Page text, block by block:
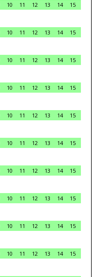
10 11 12 13 14
15
10 11 12 13 14
15
10 11 12 13 14
15
10 11 12 13 14
15
10 11 12 13 14
15
10 11 12 13 14
15
10 11 12 13 14
15
10 11 12 13 14
15
10 11 12 13 14
15
10 11 12 13 14
15